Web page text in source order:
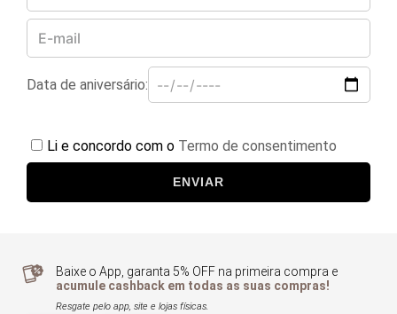
Data de aniversário:
Li e concordo com o Termo de consentimento
ENVIAR
Baixe o App, garanta 5% OFF na primeira compra e
acumule cashback em todas as suas compras!
Resgate pelo app, site e lojas físicas.